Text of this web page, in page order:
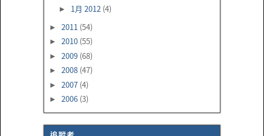
► 1月 2012 (4)
► 2011 (54)
► 2010 (55)
► 2009 (68)
► 2008 (47)
► 2007 (4)
► 2006 (3)